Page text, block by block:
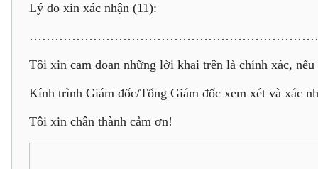
Lý do xin xác nhận (11):
Tôi xin cam đoan những lời khai trên là chính xác,
Kính trình Giám đốc/Tổng Giám đốc xem xét và xác
Tôi xin chân thành cảm ơn!